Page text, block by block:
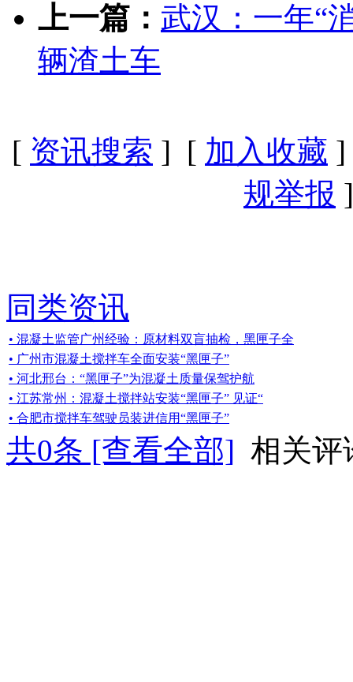
上一篇： 武汉：一年“
辆渣土车
[ 资讯搜索 ] [ 加入收藏
规举报
同类资讯
• 混凝土监管广州经验：原材料双盲抽检，黑匣子全
• 广州市混凝土搅拌车全面安装“黑匣子”
• 河北邢台：“黑匣子”为混凝土质量保驾护航
• 江苏常州：混凝土搅拌站安装“黑匣子” 见证“
• 合肥市搅拌车驾驶员装进信用“黑匣子”
共0条 [查看全部] 相关评